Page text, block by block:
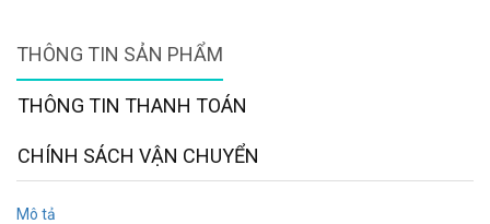
THÔNG TIN SẢN PHẨM
THÔNG TIN THANH TOÁN
CHÍNH SÁCH VẬN CHUYỂN
Mô tả